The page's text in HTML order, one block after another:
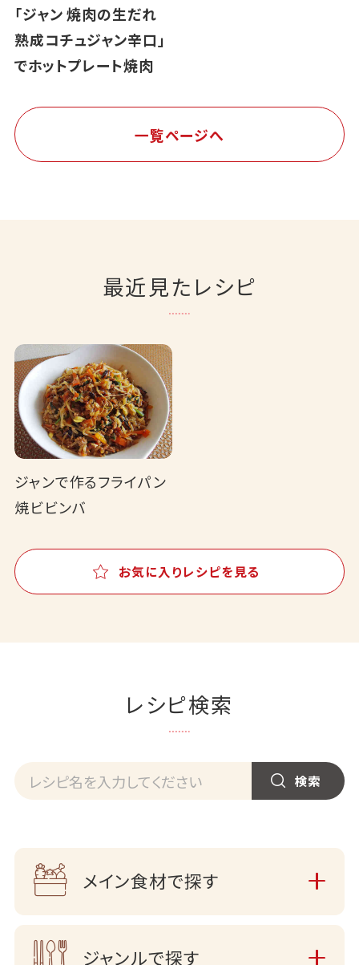
「ジャン 焼肉の生だれ
熟成コチュジャン辛口」
でホットプレート焼肉
一覧ページへ
最近見たレシピ
ジャンで作るフライパン
焼ビビンバ
お気に入りレシピを見る
レシピ検索
メイン食材で探す
ジャンルで探す